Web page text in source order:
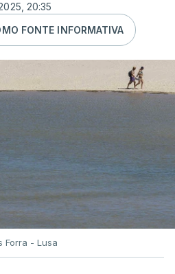
20:35
FONTE INFORMATIVA
Forra - Lusa